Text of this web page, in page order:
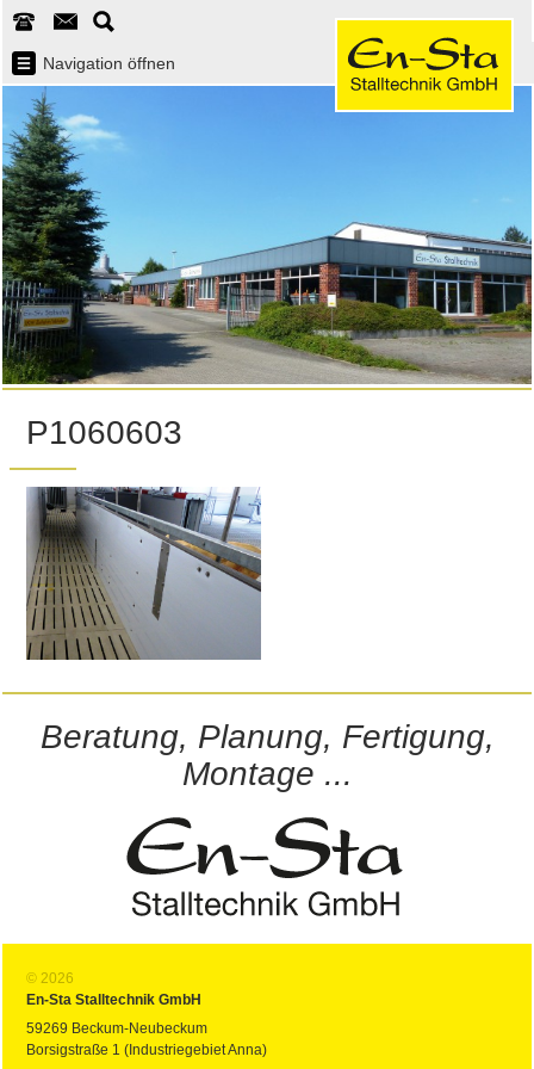
Navigation öffnen
P1060603
Beratung, Planung, Fertigung,
Montage ...
© 2026
En-Sta Stalltechnik GmbH
59269 Beckum-Neubeckum
Borsigstraße 1 (Industriegebiet Anna)